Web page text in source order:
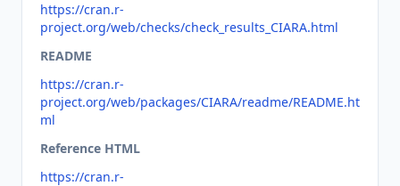
https://cran.r-
project.org/web/checks/check_results_CIARA.html
README
https://cran.r-
project.org/web/packages/CIARA/readme/README.ht
ml
Reference HTML
https://cran.r-